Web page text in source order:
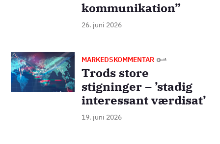
kommunikation”
26. juni 2026
Billede MARKEDSKOMMENTAR
Trods store
stigninger – ’stadig
interessant værdisat’
19. juni 2026